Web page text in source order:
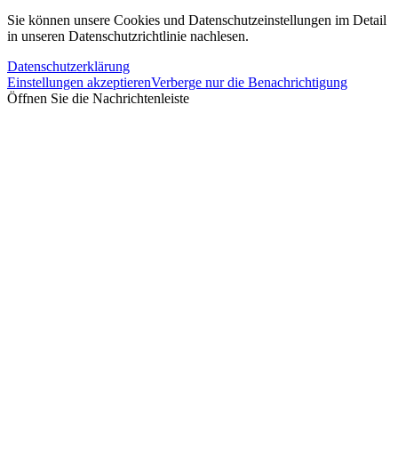
Sie können unsere Cookies und Datenschutzeinstellungen im Detail
in unseren Datenschutzrichtlinie nachlesen.
Datenschutzerklärung
Einstellungen akzeptierenVerberge nur die Benachrichtigung
Öffnen Sie die Nachrichtenleiste